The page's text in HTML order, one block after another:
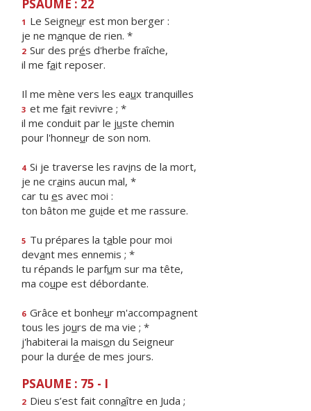
PSAUME : 22
1 Le Seigneur est mon berger :
je ne manque de rien. *
2 Sur des prés d'herbe fraîche,
il me fait reposer.
Il me mène vers les eaux tranquilles
3 et me fait revivre ; *
il me conduit par le juste chemin
pour l'honneur de son nom.
4 Si je traverse les ravins de la mort,
je ne crains aucun mal, *
car tu es avec moi :
ton bâton me guide et me rassure.
5 Tu prépares la table pour moi
devant mes ennemis ; *
tu répands le parfum sur ma tête,
ma coupe est débordante.
6 Grâce et bonheur m'accompagnent
tous les jours de ma vie ; *
j'habiterai la maison du Seigneur
pour la durée de mes jours.
PSAUME : 75 - I
2 Dieu s’est fait connaître en Juda ;